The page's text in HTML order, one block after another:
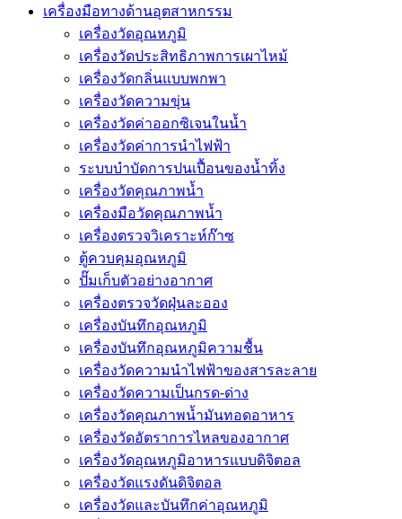
เครื่องมือทางด้านอุตสาหกรรม
เครื่องวัดอุณหภูมิ
เครื่องวัดประสิทธิภาพการเผาไหม้
เครื่องวัดกลิ่นแบบพกพา
เครื่องวัดความขุ่น
เครื่องวัดค่าออกซิเจนในน้ำ
เครื่องวัดค่าการนำไฟฟ้า
ระบบบำบัดการปนเปื้อนของน้ำทิ้ง
เครื่องวัดคุณภาพน้ำ
เครื่องมือวัดคุณภาพน้ำ
เครื่องตรวจวิเคราะห์ก๊าซ
ตู้ควบคุมอุณหภูมิ
ปั๊มเก็บตัวอย่างอากาศ
เครื่องตรวจวัดฝุ่นละออง
เครื่องบันทึกอุณหภูมิ
เครื่องบันทึกอุณหภูมิความชื้น
เครื่องวัดความนําไฟฟ้าของสารละลาย
เครื่องวัดความเป็นกรด-ด่าง
เครื่องวัดคุณภาพน้ำมันทอดอาหาร
เครื่องวัดอัตราการไหลของอากาศ
เครื่องวัดอุณหภูมิอาหารแบบดิจิตอล
เครื่องวัดแรงดันดิจิตอล
เครื่องวัดและบันทึกค่าอุณหภูมิ